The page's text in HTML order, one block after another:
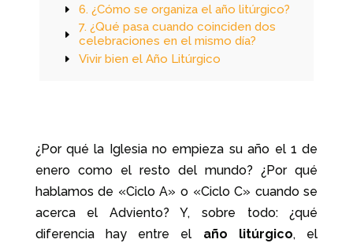
6. ¿Cómo se organiza el año litúrgico?
7. ¿Qué pasa cuando coinciden dos
celebraciones en el mismo día?
Vivir bien el Año Litúrgico
¿Por qué la Iglesia no empieza su año el 1 de
enero como el resto del mundo? ¿Por qué
hablamos de «Ciclo A» o «Ciclo C» cuando se
acerca el Adviento? Y, sobre todo: ¿qué
diferencia hay entre el año litúrgico, el